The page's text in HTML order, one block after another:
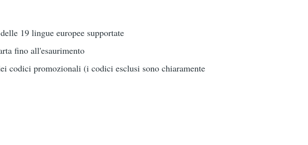
19 lingue europee supportate
fino all'esaurimento
codici promozionali (i codici esclusi sono chiaramente